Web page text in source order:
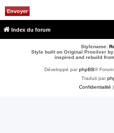
Index du forum
Stylename:
Style built on Original Prosilver
inspired and rebuild from
Développé parphpBB®
Traduit par
Confidentialité |